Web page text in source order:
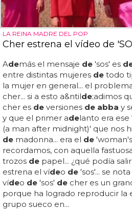
LA REINA MADRE DEL POP
Cher estrena el vídeo de
Además el mensaje de 'sos' es
entre distintas mujeres de todo
la mujer en general... el
cher... si a esto a&ntilde;adimos
cher es de versiones de abba y
y que el primer adelanto era
(a man after midnight)' que nos
de madonna... era el de
recordamos, con aquella
trozos de papel... ¿qué podía
estrena el vídeo de 'sos'... se
vídeo de 'sos' de cher es un
porque ha logrado reproducir la
grupo sueco en...